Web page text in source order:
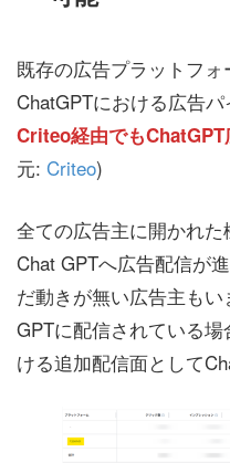
既存の広告プラットフォ
ChatGPTにおける広告パ
Criteo経由でも
元: Criteo)
全ての広告主に開かれ
Chat GPTへ広告配信が
だ動きが無い広告主も
GPTに配信されている
ける追加配信面として